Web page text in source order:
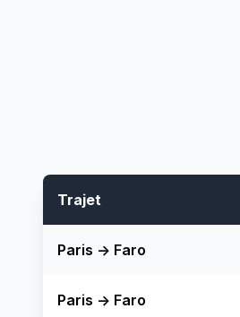
Trajet
Paris -> Faro
Paris -> Faro